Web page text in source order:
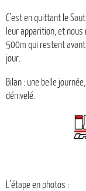
C’est en quittant le
leur apparition, et
500m qui restent
jour.
Bilan : une belle
dénivelé.
L’étape en photos :